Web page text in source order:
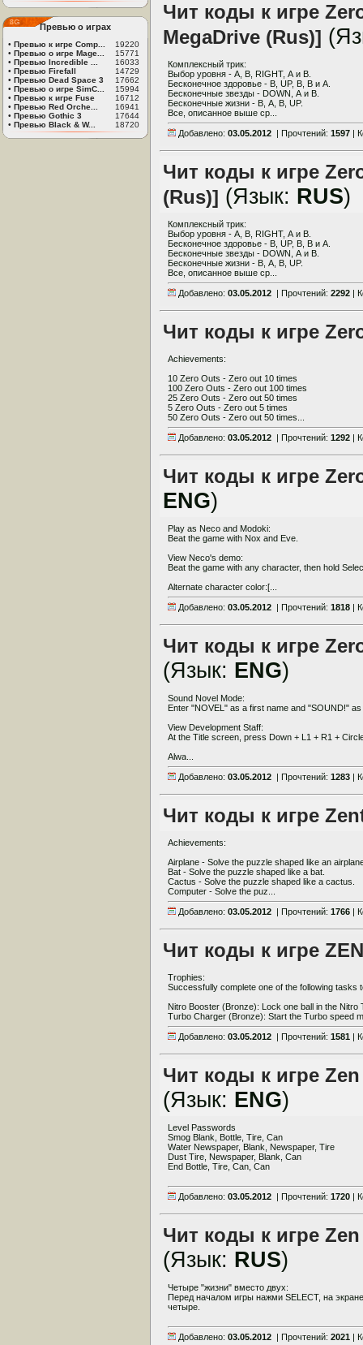
Превью о играх
• Превью к игре Comp...
19220
• Превью о игре Mage...
15771
• Превью Incredible ...
16033
• Превью Firefall
14729
• Превью Dead Space 3
17662
• Превью о игре SimC...
15994
• Превью к игре Fuse
16712
• Превью Red Orche...
16941
• Превью Gothic 3
17644
• Превью Black & W... 18720
Чит коды к игре
MegaDrive (Rus)]
Комплексный трик:
Выбор уровня - А, В, RIGHT, А и В.
Бесконечное здоровье - В, UP, В, В и А.
Бесконечные звезды - DOWN, А и В.
Бесконечные жизни - В, А, В, UP.
Все, описанное выше ср...
Добавлено: 03.05.2012 | Прочтений: 1597 |
Чит коды к игре
(Rus)] (Язык: RUS)
Комплексный трик:
Выбор уровня - А, В, RIGHT, А и В.
Бесконечное здоровье - В, UP, В, В и А.
Бесконечные звезды - DOWN, А и В.
Бесконечные жизни - В, А, В, UP.
Все, описанное выше ср...
Добавлено: 03.05.2012 | Прочтений: 2292 |
Чит коды к игре
Achievements:
10 Zero Outs - Zero out 10 times
100 Zero Outs - Zero out 100 times
25 Zero Outs - Zero out 50 times
5 Zero Outs - Zero out 5 times
50 Zero Outs - Zero out 50 times...
Добавлено: 03.05.2012 | Прочтений: 1292 |
Чит коды к игре
ENG)
Play as Neco and Modoki:
Beat the game with Nox and Eve.
View Neco's demo:
Beat the game with any character, then hold
Alternate character color:[...
Добавлено: 03.05.2012 | Прочтений: 1818 |
Чит коды к игре
(Язык: ENG)
Sound Novel Mode:
Enter "NOVEL" as a first name and "SOUND!"
View Development Staff:
At the Title screen, press Down + L1 + R1 +
Alwa...
Добавлено: 03.05.2012 | Прочтений: 1283 |
Чит коды к игре
Achievements:
Airplane - Solve the puzzle shaped like an
Bat - Solve the puzzle shaped like a bat.
Cactus - Solve the puzzle shaped like a cactus.
Computer - Solve the puz...
Добавлено: 03.05.2012 | Прочтений: 1766 |
Чит коды к игре
Trophies:
Successfully complete one of the following tasks
Nitro Booster (Bronze): Lock one ball in the Nitro
Turbo Charger (Bronze): Start the Turbo speed
Добавлено: 03.05.2012 | Прочтений: 1581 |
Чит коды к игре
(Язык: ENG)
Level Passwords
Smog Blank, Bottle, Tire, Can
Water Newspaper, Blank, Newspaper, Tire
Dust Tire, Newspaper, Blank, Can
End Bottle, Tire, Can, Can
Добавлено: 03.05.2012 | Прочтений: 1720 |
Чит коды к игре
(Язык: RUS)
Четыре "жизни" вместо двух:
Перед началом игры нажми SELECT, на
четыре.
Добавлено: 03.05.2012 | Прочтений: 2021 |